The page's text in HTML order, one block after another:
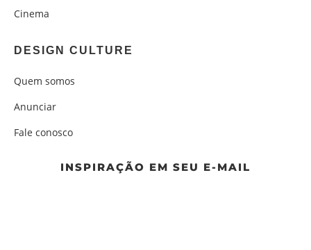
Cinema
DESIGN CULTURE
Quem somos
Anunciar
Fale conosco
INSPIRAÇÃO EM SEU E-MAIL